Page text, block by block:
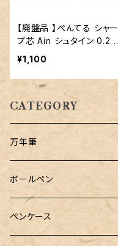
【廃盤品 】ぺんてる シャー
プ芯 Ain シュタイン 0.2 5
個セット
¥1,100
CATEGORY
万年筆
Pelikan（ペリカン）
PILOT（パイロット）
ボールペン
オリジナルボールペン
ペンケース